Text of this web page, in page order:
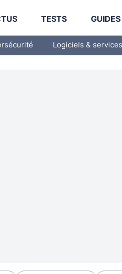
TESTS GUIDES
Logiciels & services